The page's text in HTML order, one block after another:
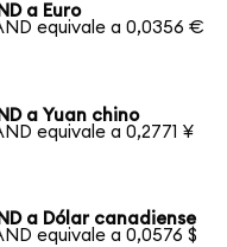
a Euro
equivale a 0,0356 €
a Yuan chino
equivale a 0,2771 ¥
a Dólar canadiense
equivale a 0,0576 $